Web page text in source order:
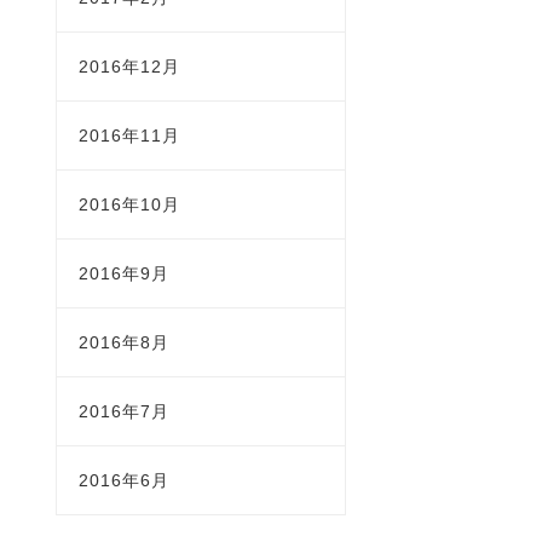
2016年12月
2016年11月
2016年10月
2016年9月
2016年8月
2016年7月
2016年6月